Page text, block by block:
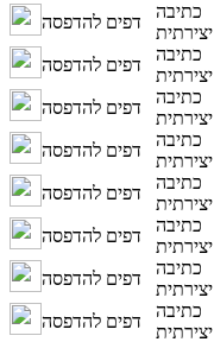
דפים להדפסה
כתיבה
יצירתית
דפים להדפסה
כתיבה
יצירתית
דפים להדפסה
כתיבה
יצירתית
דפים להדפסה
כתיבה
יצירתית
דפים להדפסה
כתיבה
יצירתית
דפים להדפסה
כתיבה
יצירתית
דפים להדפסה
כתיבה
יצירתית
דפים להדפסה
כתיבה
יצירתית